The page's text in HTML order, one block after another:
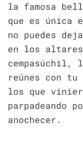
la famosa
que es única
no puedes
en los
cempasúchil,
reúnes con
los que
parpadeando
anochecer.